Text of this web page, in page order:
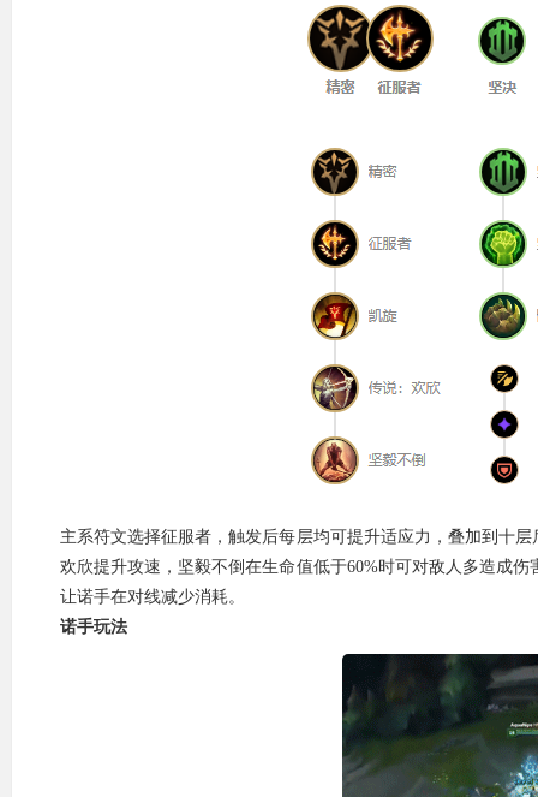
主系符文选择征服者，触发后每层均可提升适应力，叠加到十
欢欣提升攻速，坚毅不倒在生命值低于60%时可对敌人多造成
让诺手在对线减少消耗。
诺手玩法